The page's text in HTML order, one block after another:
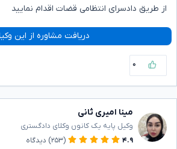
از طریق دادسرای انتظامی قضات اقدام نمایید
دریافت مشاوره از این
۰
مینا امیری ثانی
وکیل پایه یک کانون وکلای دادگستری
۴.۹
(۲۵۳) دیدگاه